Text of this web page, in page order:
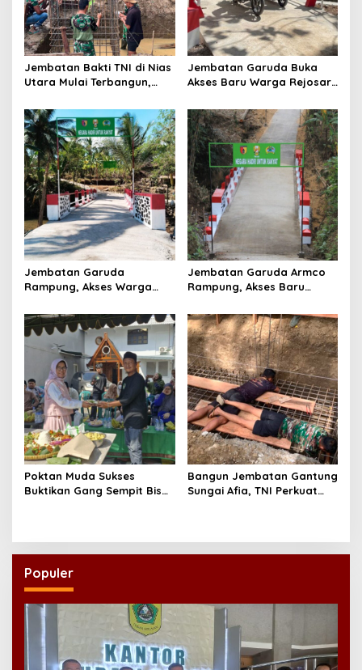
i
o
n
Jembatan Bakti TNI di Nias
Utara Mulai Terbangun,
Pulih
Jembatan Garuda Buka
Akses Baru Warga Rejosari,
Hasil Panen Kian Lancar
Jembatan Garuda
Rampung, Akses Warga
Pertanian Kian Lancar
Jembatan Garuda Armco
Rampung, Akses Baru
Dongkrak Mobilitas dan
Ekonomi Warga
Poktan Muda Sukses
Buktikan Gang Sempit Bisa
Bangun Jembatan Gantung
Sungai Afia, TNI Perkuat
Populer